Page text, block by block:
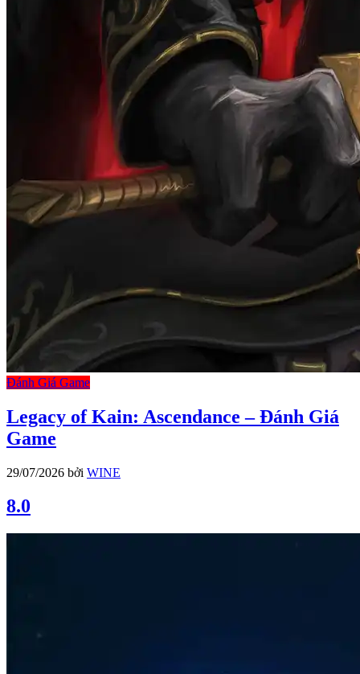
Đánh Giá Game
Legacy of Kain: Ascendance – Đánh Giá
Game
29/07/2026 bởi WINE
8.0